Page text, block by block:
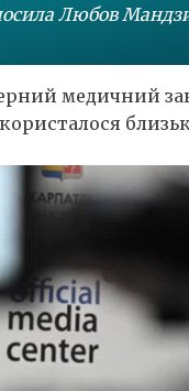
Любов
медичний